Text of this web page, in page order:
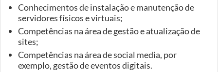
Conhecimentos de instalação e manutenção de
servidores físicos e virtuais;
Competências na área de gestão e atualização de
sites;
Competências na área de social media, por
exemplo, gestão de eventos digitais.